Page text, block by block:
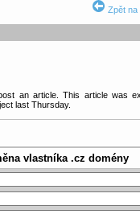
Zpět na
an article. This article was
last Thursday.
vlastníka .cz domény